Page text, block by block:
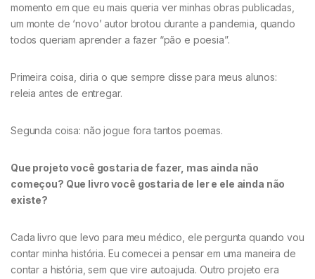
momento em que eu mais queria ver minhas obras publicadas,
um monte de ‘novo’ autor brotou durante a pandemia, quando
todos queriam aprender a fazer “pão e poesia”.
Primeira coisa, diria o que sempre disse para meus alunos:
releia antes de entregar.
Segunda coisa: não jogue fora tantos poemas.
Que projeto você gostaria de fazer, mas ainda não
começou? Que livro você gostaria de ler e ele ainda não
existe?
Cada livro que levo para meu médico, ele pergunta quando vou
contar minha história. Eu comecei a pensar em uma maneira de
contar a história, sem que vire autoajuda. Outro projeto era